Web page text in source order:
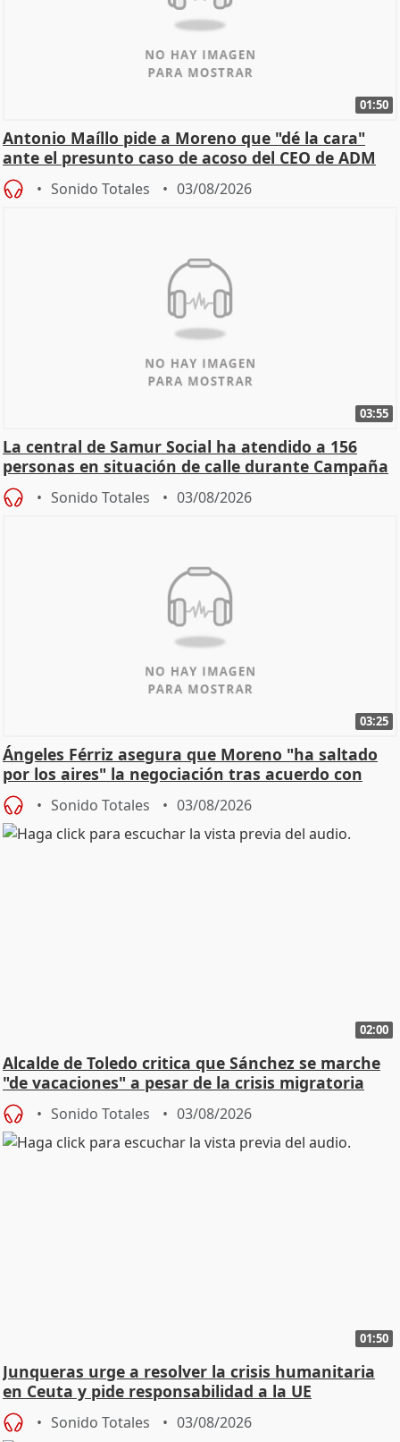
01:50
Antonio Maíllo pide a Moreno que "dé la cara"
ante el presunto caso de acoso del CEO de ADM
Sonido Totales 03/08/2026
03:55
La central de Samur Social ha atendido a 156
personas en situación de calle durante Campaña
de Calor
Sonido Totales 03/08/2026
03:25
Ángeles Férriz asegura que Moreno "ha saltado
por los aires" la negociación tras acuerdo con
SMA
Sonido Totales 03/08/2026
02:00
Alcalde de Toledo critica que Sánchez se marche
"de vacaciones" a pesar de la crisis migratoria
Sonido Totales 03/08/2026
01:50
Junqueras urge a resolver la crisis humanitaria
en Ceuta y pide responsabilidad a la UE
Sonido Totales 03/08/2026